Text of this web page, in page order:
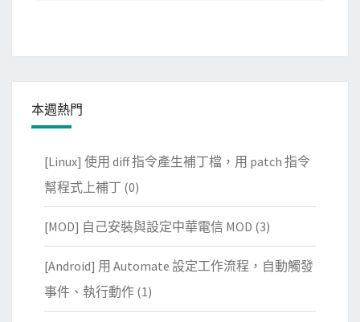
本週熱門
[Linux] 使用 diff 指令產生補丁檔，用 patch 指令
幫程式上補丁 (0)
[MOD] 自己安裝與設定中華電信 MOD (3)
[Android] 用 Automate 設定工作流程，自動觸發
事件、執行動作 (1)